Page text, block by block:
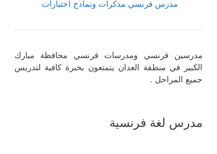
مدرس فرنسي مذكرات ونماذج اختبارات
مدرسين فرنسي ومدرسات فرنسي محافظة مبارك
الكبير في منطقة العدان يتمتعون بخبرة كافية لتدريس
جميع المراحل .
مدرس لغة فرنسية